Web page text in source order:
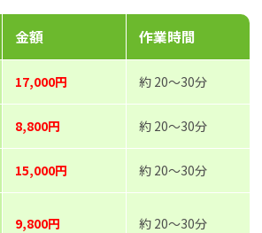
金額 作業時間
17,000円 約 20～30分
8,800円 約 20～30分
15,000円 約 20～30分
9,800円 約 20～30分